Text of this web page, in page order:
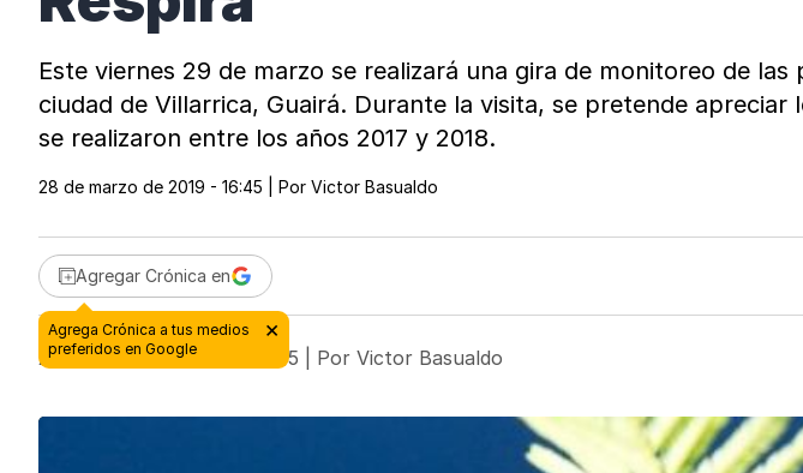
Este viernes 29 de marzo se realizará una gira de monitoreo de
ciudad de Villarrica, Guairá. Durante la visita, se pretende
se realizaron entre los años 2017 y 2018.
28 de marzo de 2019 - 16:45 | Por Victor Basualdo
Agregar Crónica en
28 de marzo de 2019 - 16:45 | Por Victor Basualdo